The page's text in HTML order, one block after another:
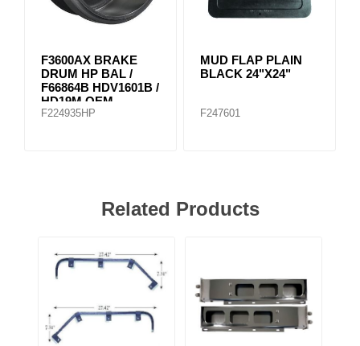
F3600AX BRAKE
DRUM HP BAL /
F66864B HDV1601B /
HD19M OEM
F224935HP
MUD FLAP PLAIN
BLACK 24"X24"
F247601
Related Products